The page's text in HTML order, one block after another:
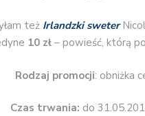
też Irlandzki sweter
10 zł– powieść, którą
Rodzaj promocji: obniżka
Czas trwania: do